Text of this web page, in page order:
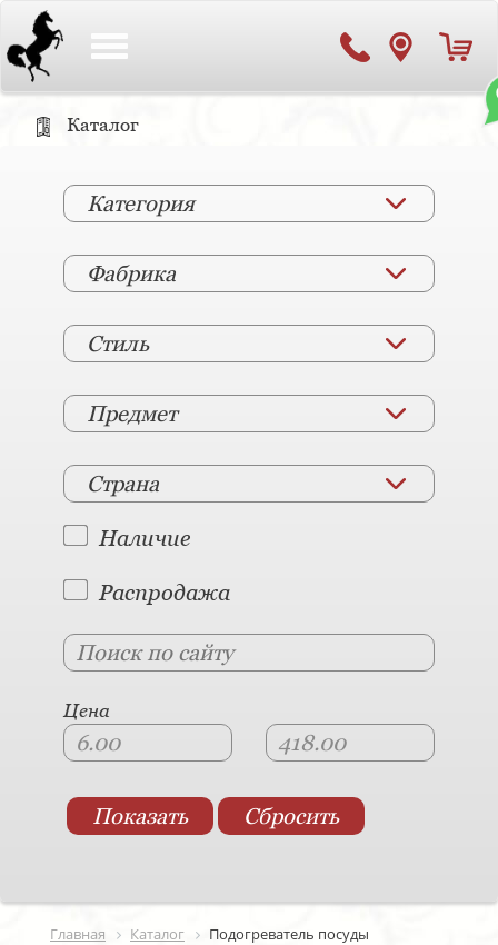
Каталог
Категория
Фабрика
Стиль
Предмет
Страна
Наличие
Распродажа
Цена
Главная Каталог Подогреватель посуды